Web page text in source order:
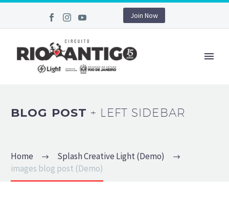
Join Now
BLOG POST+ LEFT SIDEBAR
Home
Splash Creative Light (Demo)
images blog post (Demo)